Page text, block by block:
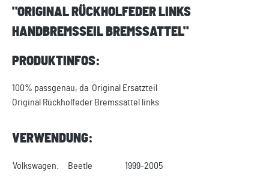
"ORIGINAL RÜCKHOLFEDER LINKS
HANDBREMSSEIL BREMSSATTEL"
PRODUKTINFOS:
100% passgenau, da Original Ersatzteil
Original Rückholfeder Bremssattel links
VERWENDUNG:
Volkswagen: Beetle 1999-2005